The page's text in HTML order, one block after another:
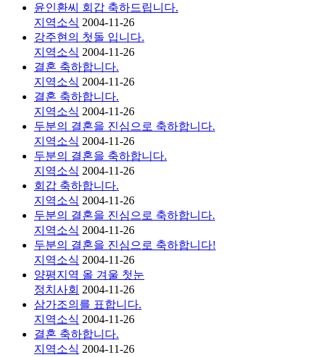
윤인환씨 회갑 축하드립니다.
지역소식 2004-11-26
강주현의 첫돌 입니다.
지역소식 2004-11-26
결혼 축하합니다.
지역소식 2004-11-26
결혼 축하합니다.
지역소식 2004-11-26
두분의 결혼을 진심으로 축하합니다.
지역소식 2004-11-26
두분의 결혼을 축하합니다.
지역소식 2004-11-26
회갑 축하합니다.
지역소식 2004-11-26
두분의 결혼을 진심으로 축하합니다.
지역소식 2004-11-26
두분의 결혼을 진심으로 축하합니다!
지역소식 2004-11-26
양평지역 올 겨울 첫눈
정치사회 2004-11-26
삼가조의를 표합니다.
지역소식 2004-11-26
결혼 축하합니다.
지역소식 2004-11-26